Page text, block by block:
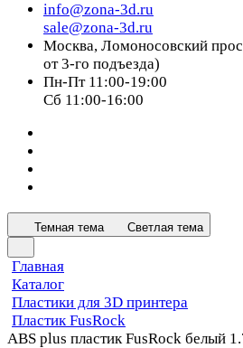
info@zona-3d.ru
sale@zona-3d.ru
Москва, Ломоносовский
от 3-го подъезда)
Пн-Пт 11:00-19:00
Сб 11:00-16:00
Темная тема Светлая тема
Главная
Каталог
Пластики для 3D принтера
Пластик FusRock
ABS plus пластик FusRock белый